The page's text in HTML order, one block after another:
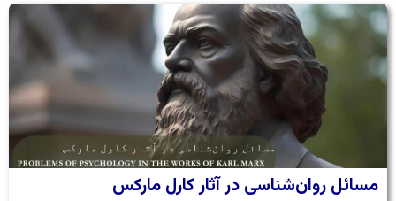
مسائل روان‌شناسی در آثار کارل مارکس